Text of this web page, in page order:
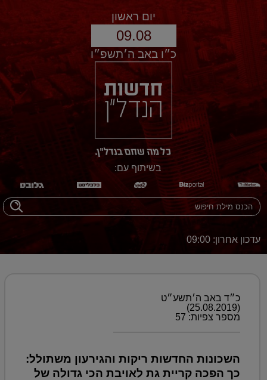
יום ראשון
09.08
כ״ו באב ה׳תשפ״ו
בשיתוף עם:
עדכון אחרון: 09:00
כ״ד באב ה׳תשע״ט
(25.08.2019)
מספר צפיות: 57
השכונות החדשות ריקות והגירעון משתולל:
כך הפכה קריית גת לאויבת הכי גדולה של